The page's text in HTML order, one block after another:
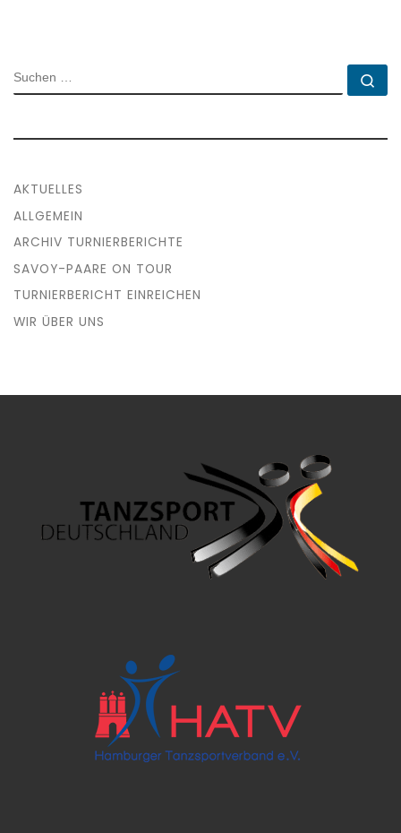
SUCHE
AKTUELLES
ALLGEMEIN
ARCHIV TURNIERBERICHTE
SAVOY-PAARE ON TOUR
TURNIERBERICHT EINREICHEN
WIR ÜBER UNS